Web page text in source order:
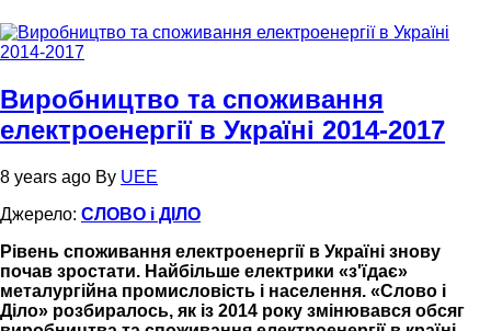
Виробництво та споживання
електроенергії в Україні 2014-2017
8 years ago By UEE
Джерело: СЛОВО і ДІЛО
Рівень споживання електроенергії в Україні знову
почав зростати. Найбільше електрики «з'їдає»
металургійна промисловість і населення. «Слово і
Діло» розбиралось, як із 2014 року змінювався обсяг